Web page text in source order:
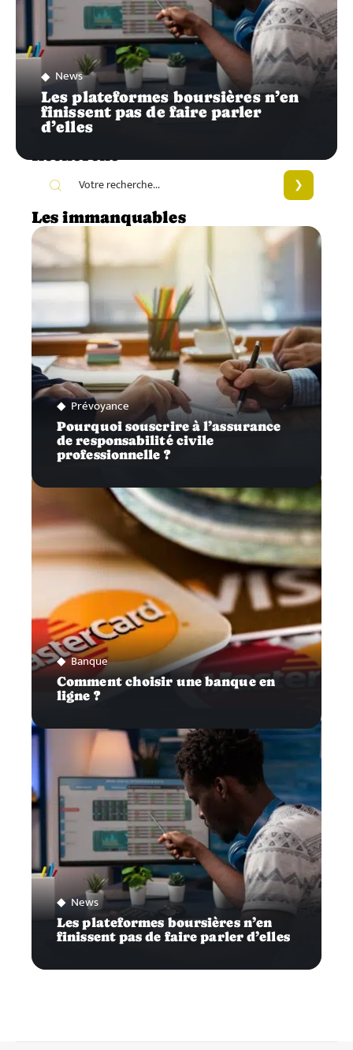
News
Les plateformes boursières n’en
finissent pas de faire parler
d’elles
Recherche
Les immanquables
Prévoyance
Pourquoi souscrire à l’assurance
de responsabilité civile
professionnelle ?
Banque
Comment choisir une banque en
ligne ?
News
Les plateformes boursières n’en
finissent pas de faire parler d’elles